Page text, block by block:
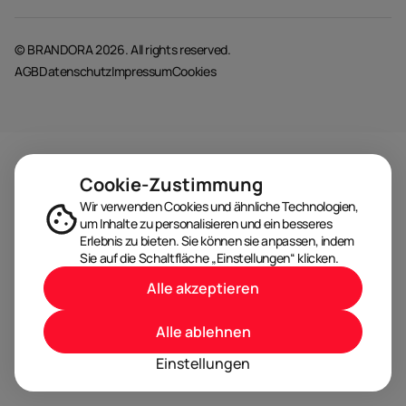
© BRANDORA 2026. All rights reserved.
AGBDatenschutzImpressumCookies
Cookie-Zustimmung
Wir verwenden Cookies und ähnliche Technologien,
um Inhalte zu personalisieren und ein besseres
Erlebnis zu bieten. Sie können sie anpassen, indem
Sie auf die Schaltfläche „Einstellungen“ klicken.
Einstellungen
Alle ablehnen
Alle akzeptieren